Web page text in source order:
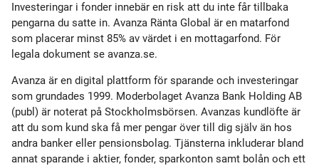
Investeringar i fonder innebär en risk att du inte får tillbaka
pengarna du satte in. Avanza Ränta Global är en matarfond
som placerar minst 85% av värdet i en mottagarfond. För
legala dokument se avanza.se.
Avanza är en digital plattform för sparande och investeringar
som grundades 1999. Moderbolaget Avanza Bank Holding AB
(publ) är noterat på Stockholmsbörsen. Avanzas kundlöfte är
att du som kund ska få mer pengar över till dig själv än hos
andra banker eller pensionsbolag. Tjänsterna inkluderar bland
annat sparande i aktier, fonder, sparkonton samt bolån och ett